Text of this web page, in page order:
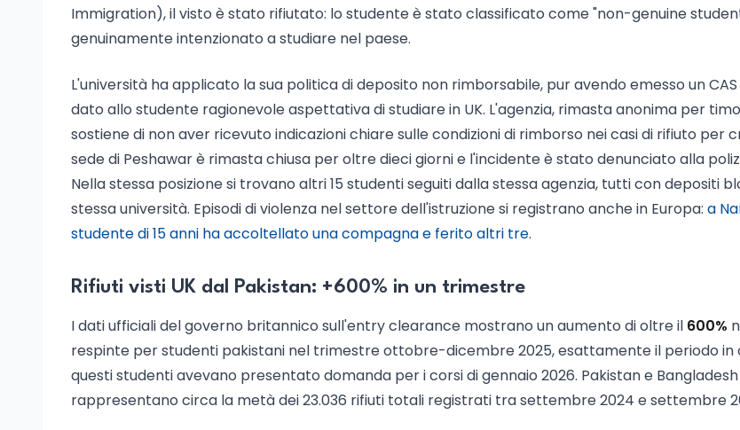
Immigration), il visto è stato rifiutato: lo studente è stato classificato come "non-genuine
genuinamente intenzionato a studiare nel paese.
L'università ha applicato la sua politica di deposito non rimborsabile, pur avendo emesso un
dato allo studente ragionevole aspettativa di studiare in UK. L'agenzia, rimasta anonima per
sostiene di non aver ricevuto indicazioni chiare sulle condizioni di rimborso nei casi di rifiuto per
sede di Peshawar è rimasta chiusa per oltre dieci giorni e l'incidente è stato denunciato alla
Nella stessa posizione si trovano altri 15 studenti seguiti dalla stessa agenzia, tutti con depositi
stessa università. Episodi di violenza nel settore dell'istruzione si registrano anche in Europa: a
studente di 15 anni ha accoltellato una compagna e ferito altri tre.
Rifiuti visti UK dal Pakistan: +600% in un trimestre
I dati ufficiali del governo britannico sull'entry clearance mostrano un aumento di oltre il 600%
respinte per studenti pakistani nel trimestre ottobre-dicembre 2025, esattamente il periodo in
questi studenti avevano presentato domanda per i corsi di gennaio 2026. Pakistan e
rappresentano circa la metà dei 23.036 rifiuti totali registrati tra settembre 2024 e settembre